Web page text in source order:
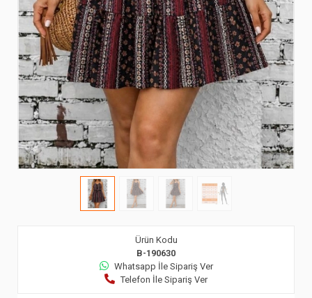
Ürün Kodu
B-190630
Whatsapp İle Sipariş Ver
Telefon İle Sipariş Ver